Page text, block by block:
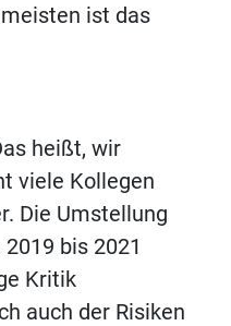
ist das
heißt, wir
viele Kollegen
Die Umstellung
bis 2021
Kritik
auch der Risiken